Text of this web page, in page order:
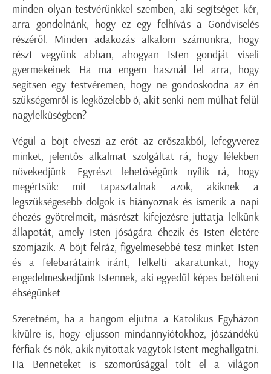
minden olyan testvérünkkel szemben, aki segítséget kér,
arra gondolnánk, hogy ez egy felhívás a Gondviselés
részéről. Minden adakozás alkalom számunkra, hogy
részt vegyünk abban, ahogyan Isten gondját viseli
gyermekeinek. Ha ma engem használ fel arra, hogy
segítsen egy testvéremen, hogy ne gondoskodna az én
szükségemről is legközelebb ő, akit senki nem múlhat felül
nagylelkűségben?
Végül a böjt elveszi az erőt az erőszakból, lefegyverez
minket, jelentős alkalmat szolgáltat rá, hogy lélekben
növekedjünk. Egyrészt lehetőségünk nyílik rá, hogy
megértsük: mit tapasztalnak azok, akiknek a
legszükségesebb dolgok is hiányoznak és ismerik a napi
éhezés gyötrelmeit, másrészt kifejezésre juttatja lelkünk
állapotát, amely Isten jóságára éhezik és Isten életére
szomjazik. A böjt felráz, figyelmesebbé tesz minket Isten
és a felebarátaink iránt, felkelti akaratunkat, hogy
engedelmeskedjünk Istennek, aki egyedül képes betölteni
éhségünket.
Szeretném, ha a hangom eljutna a Katolikus Egyházon
kívülre is, hogy eljusson mindannyiótokhoz, jószándékú
férfiak és nők, akik nyitottak vagytok Istent meghallgatni.
Ha Benneteket is szomorúsággal tölt el a világon